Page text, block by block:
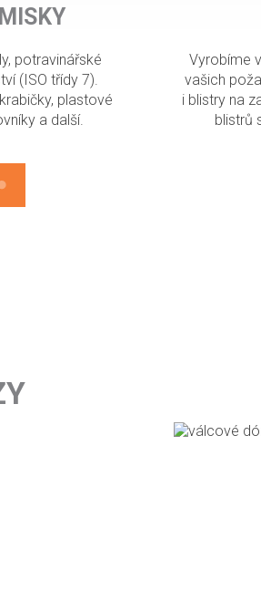
potravinářské
(ISO třídy 7).
plastové
a další.
Vyrobíme
vašich
i blistry na
blistrů